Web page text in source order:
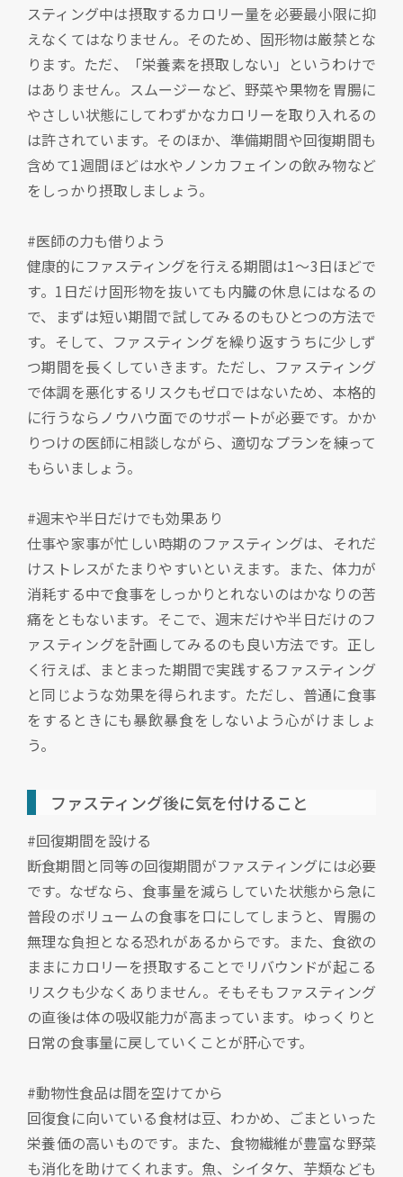
スティング中は摂取するカロリー量を必要最小限に抑
えなくてはなりません。そのため、固形物は厳禁とな
ります。ただ、「栄養素を摂取しない」というわけで
はありません。スムージーなど、野菜や果物を胃腸に
やさしい状態にしてわずかなカロリーを取り入れるの
は許されています。そのほか、準備期間や回復期間も
含めて1週間ほどは水やノンカフェインの飲み物など
をしっかり摂取しましょう。
#医師の力も借りよう
健康的にファスティングを行える期間は1～3日ほどで
す。1日だけ固形物を抜いても内臓の休息にはなるの
で、まずは短い期間で試してみるのもひとつの方法で
す。そして、ファスティングを繰り返すうちに少しず
つ期間を長くしていきます。ただし、ファスティング
で体調を悪化するリスクもゼロではないため、本格的
に行うならノウハウ面でのサポートが必要です。かか
りつけの医師に相談しながら、適切なプランを練って
もらいましょう。
#週末や半日だけでも効果あり
仕事や家事が忙しい時期のファスティングは、それだ
けストレスがたまりやすいといえます。また、体力が
消耗する中で食事をしっかりとれないのはかなりの苦
痛をともないます。そこで、週末だけや半日だけのフ
ァスティングを計画してみるのも良い方法です。正し
く行えば、まとまった期間で実践するファスティング
と同じような効果を得られます。ただし、普通に食事
をするときにも暴飲暴食をしないよう心がけましょ
う。
ファスティング後に気を付けること
#回復期間を設ける
断食期間と同等の回復期間がファスティングには必要
です。なぜなら、食事量を減らしていた状態から急に
普段のボリュームの食事を口にしてしまうと、胃腸の
無理な負担となる恐れがあるからです。また、食欲の
ままにカロリーを摂取することでリバウンドが起こる
リスクも少なくありません。そもそもファスティング
の直後は体の吸収能力が高まっています。ゆっくりと
日常の食事量に戻していくことが肝心です。
#動物性食品は間を空けてから
回復食に向いている食材は豆、わかめ、ごまといった
栄養価の高いものです。また、食物繊維が豊富な野菜
も消化を助けてくれます。魚、シイタケ、芋類なども